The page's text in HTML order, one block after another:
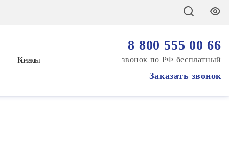
Контакты
8 800 555 00 66
звонок по РФ бесплатный
Заказать звонок